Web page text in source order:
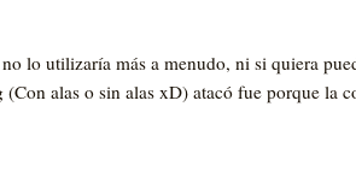
lo utilizaría más a menudo, ni si quiera
alas o sin alas xD) atacó fue porque la